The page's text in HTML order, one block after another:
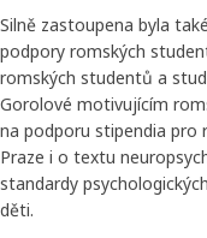
Silně zastoupena byla
podpory romských
romských studentů a
Gorolové motivujícím
na podporu stipendia pro
Praze i o textu
standardy
děti.